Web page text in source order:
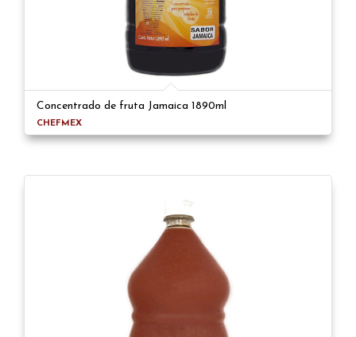
Concentrado de fruta Jamaica 1890ml
CHEFMEX